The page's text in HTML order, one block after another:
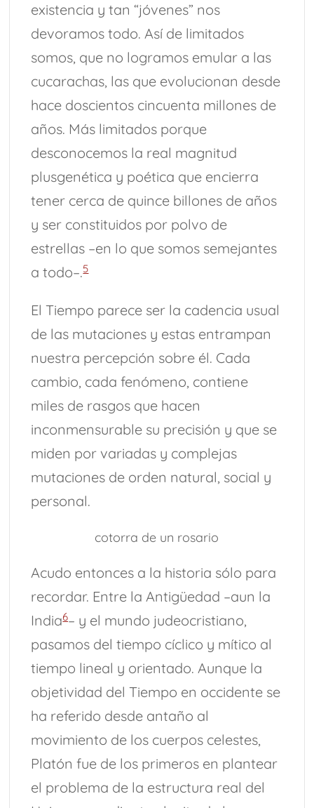
existencia y tan “jóvenes” nos
devoramos todo. Así de limitados
somos, que no logramos emular a las
cucarachas, las que evolucionan desde
hace doscientos cincuenta millones de
años. Más limitados porque
desconocemos la real magnitud
plusgenética y poética que encierra
tener cerca de quince billones de años
y ser constituidos por polvo de
estrellas –en lo que somos semejantes
a todo–.5
El Tiempo parece ser la cadencia usual
de las mutaciones y estas entrampan
nuestra percepción sobre él. Cada
cambio, cada fenómeno, contiene
miles de rasgos que hacen
inconmensurable su precisión y que se
miden por variadas y complejas
mutaciones de orden natural, social y
personal.
cotorra de un rosario
Acudo entonces a la historia sólo para
recordar. Entre la Antigüedad –aun la
India6– y el mundo judeocristiano,
pasamos del tiempo cíclico y mítico al
tiempo lineal y orientado. Aunque la
objetividad del Tiempo en occidente se
ha referido desde antaño al
movimiento de los cuerpos celestes,
Platón fue de los primeros en plantear
el problema de la estructura real del